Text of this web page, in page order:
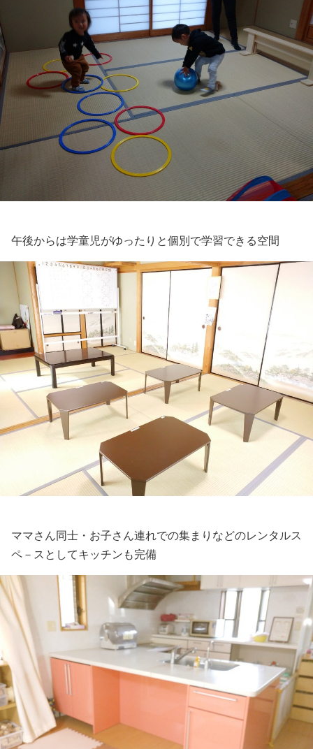
午後からは学童児がゆったりと個別で学習できる空間
ママさん同士・お子さん連れでの集まりなどのレンタルス
ペ－スとしてキッチンも完備